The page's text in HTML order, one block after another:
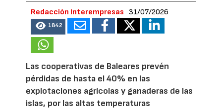
Redacción Interempresas 31/07/2026
1842
Las cooperativas de Baleares prevén
pérdidas de hasta el 40% en las
explotaciones agrícolas y ganaderas de las
islas, por las altas temperaturas